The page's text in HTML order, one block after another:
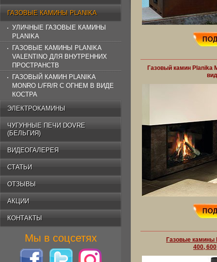
ГАЗОВЫЕ КАМИНЫ PLANIKA
УЛИЧНЫЕ ГАЗОВЫЕ КАМИНЫ
PLANIKA
ГАЗОВЫЕ КАМИНЫ PLANIKA
VALENTINO ДЛЯ ВНУТРЕННИХ
ПРОСТРАНСТВ
ГАЗОВЫЙ КАМИН PLANIKA
MONRO L/FR/R С ОГНЕМ В ВИДЕ
КОСТРА
ЭЛЕКТРОКАМИНЫ
ЧУГУННЫЕ ПЕЧИ DOVRE
(БЕЛЬГИЯ)
ВИДЕОГАЛЕРЕЯ
СТАТЬИ
ОТЗЫВЫ
АКЦИИ
КОНТАКТЫ
Мы в соцсетях
Газовый камин Planika
Газовые камины
400,